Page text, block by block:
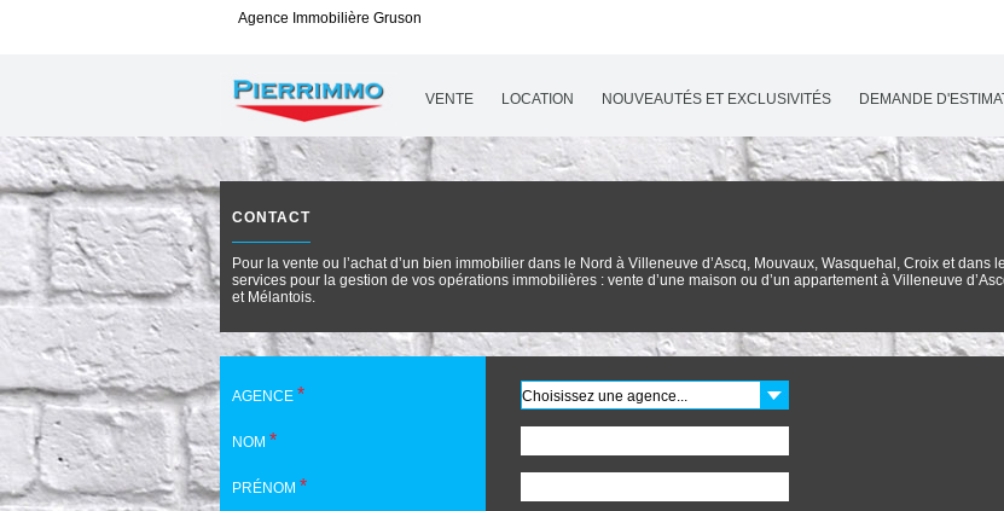
Agence Immobilière Gruson
VENTE LOCATION NOUVEAUTÉS ET EXCLUSIVITÉS DEMANDE
Accueil> Contact
CONTACT
Pour la vente ou l’achat d’un bien immobilier dans le Nord à Villeneuve d’Ascq, Mouvaux, Wasquehal, Croix et
services pour la gestion de vos opérations immobilières : vente d’une maison ou d’un appartement à Villeneuve
et Mélantois.
AGENCE *
NOM *
PRÉNOM *